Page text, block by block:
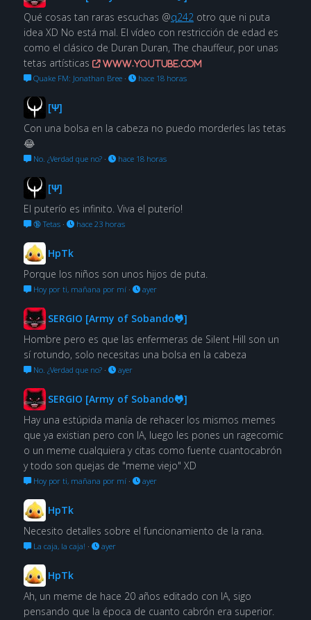
Qué cosas tan raras escuchas @q242 otro que ni puta
idea XD No está mal. El vídeo con restricción de edad es
como el clásico de Duran Duran, The chauffeur, por unas
tetas artísticas
www.youtube.com
Quake FM: Jonathan Bree· hace 18 horas
[Ψ]
Con una bolsa en la cabeza no puedo morderles las tetas
😂
No. ¿Verdad que no?· hace 18 horas
[Ψ]
El puterío es infinito. Viva el puterío!
🔞 Tetas· hace 23 horas
HpTk
Porque los niños son unos hijos de puta.
Hoy por ti, mañana por mí· ayer
SERGIO [Army of Sobando🐸]
Hombre pero es que las enfermeras de Silent Hill son un
sí rotundo, solo necesitas una bolsa en la cabeza
No. ¿Verdad que no?· ayer
SERGIO [Army of Sobando🐸]
Hay una estúpida manía de rehacer los mismos memes
que ya existian pero con IA, luego les pones un ragecomic
o un meme cualquiera y citas como fuente cuantocabrón
y todo son quejas de "meme viejo" XD
Hoy por ti, mañana por mí· ayer
HpTk
Necesito detalles sobre el funcionamiento de la rana.
La caja, la caja! · ayer
HpTk
Ah, un meme de hace 20 años editado con IA, sigo
pensando que la época de cuanto cabrón era superior.